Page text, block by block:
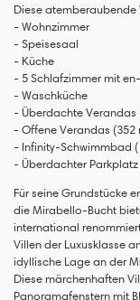
Diese
- Wohnzimmer
- Speisesaal
- Küche
- 5 Schlafzimmer mit
- Waschküche
- Überdachte Verandas
- Offene Verandas (352
- Infinity-Schwimmbad
- Überdachter Parkplatz
Für seine Grundstücke
die Mirabello-Bucht
international
Villen der Luxusklasse
idyllische Lage an der
Diese märchenhaften
Panoramafenstern mit